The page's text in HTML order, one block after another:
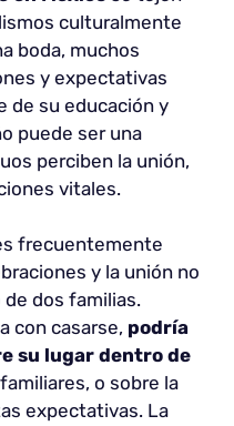
culturalmente
boda, muchos
y expectativas
de su educación y
puede ser una
perciben la unión,
vitales.
frecuentemente
y la unión no
dos familias.
con casarse, podría
su lugar dentro de
o sobre la
expectativas. La